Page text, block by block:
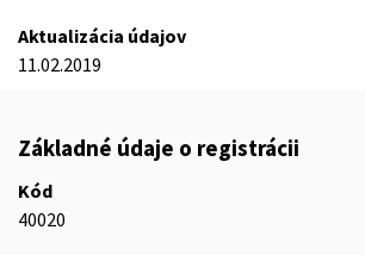
Aktualizácia údajov
11.02.2019
Základné údaje o registrácii
Kód
40020